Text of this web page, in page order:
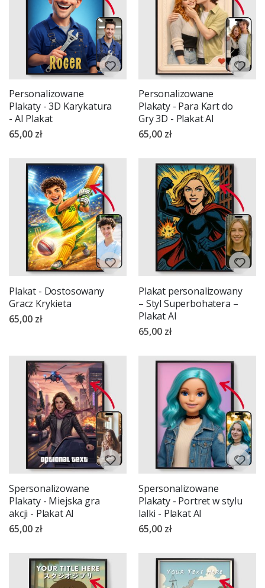
Personalizowane
Plakaty - 3D Karykatura
- AI Plakat
65,00 zł
Personalizowane
Plakaty - Para Kart do
Gry 3D - Plakat AI
65,00 zł
Plakat - Dostosowany
Gracz Krykieta
65,00 zł
Plakat personalizowany
– Styl Superbohatera –
Plakat AI
65,00 zł
Spersonalizowane
Plakaty - Miejska gra
akcji - Plakat AI
65,00 zł
Spersonalizowane
Plakaty - Portret w stylu
lalki - Plakat AI
65,00 zł